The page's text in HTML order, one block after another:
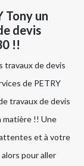
Tony un
devis
!!
travaux de devis
de PETRY
travaux de devis
matière !! Une
et à votre
pour aller